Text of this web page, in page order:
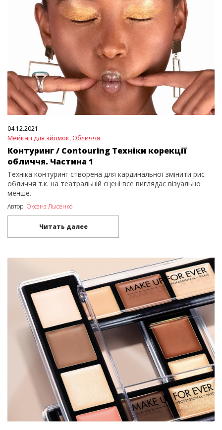
04.12.2021
Мейкап для зйомок,Обличчя
Контуринг / Contouring Техніки корекції
обличчя. Частина 1
Техніка контуринг створена для кардинальної змінити рис
обличчя т.к. на театральній сцені все виглядає візуально
менше.
Автор: Оксана Лысенко
Читать далее